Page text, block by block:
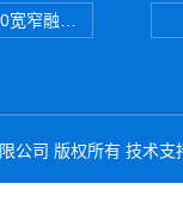
宽窄融合对讲机
公司 版权所有 技术支